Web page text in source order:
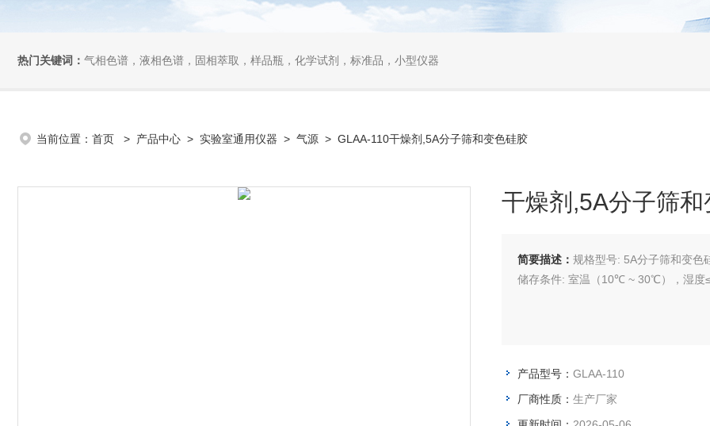
热门关键词： 气相色谱，液相色谱，固相萃取，样品瓶，化学试剂，标准品，小型仪器
当前位置： 首页 > 产品中心 > 实验室通用仪器 > 气源 > GLAA-110干燥剂,5A分子筛和变色硅胶
干燥剂,5A分子筛
简要描述： 规格型号: 5A分子筛和变色
储存条件: 室温（10℃ ~ 30℃），湿度
产品型号： GLAA-110
厂商性质： 生产厂家